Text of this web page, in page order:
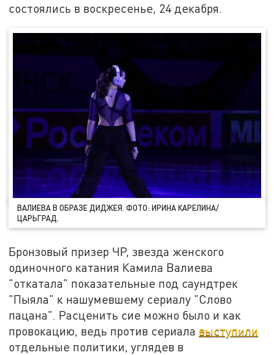
состоялись в воскресенье, 24 декабря.
ВАЛИЕВА В ОБРАЗЕ ДИДЖЕЯ. ФОТО: ИРИНА КАРЕЛИНА/
ЦАРЬГРАД.
Бронзовый призер ЧР, звезда женского
одиночного катания Камила Валиева
"откатала" показательные под саундтрек
"Пыяла" к нашумевшему сериалу "Слово
пацана". Расценить сие можно было и как
провокацию, ведь против сериала выступили
отдельные политики, углядев в